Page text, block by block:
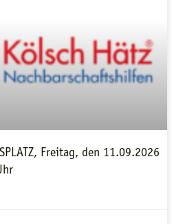
Freitag, den 11.09.2026